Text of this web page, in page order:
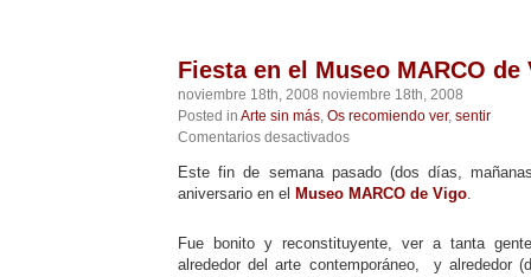
Fiesta en el Museo MARCO de
noviembre 18th, 2008 noviembre 18th, 2008
Posted in Arte sin más Os recomiendo ver, sentir
Comentarios desactivadosen
en
el
de
Vigo
Este fin de semana pasado (dos días,
aniversario en el Museo MARCO de Vigo
Fue bonito y reconstituyente, ver a tanta
alrededor del arte contemporáneo, y alrededor